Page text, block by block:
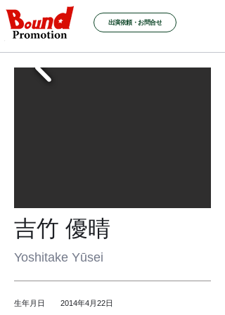
出演依頼・お問合せ
吉竹 優晴
Yoshitake Yūsei
生年月日 2014年4月22日